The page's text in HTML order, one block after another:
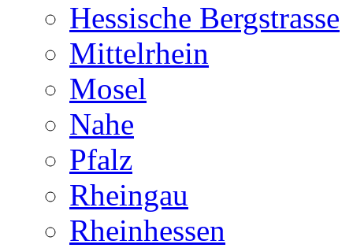
Hessische Bergstrasse
Mittelrhein
Mosel
Nahe
Pfalz
Rheingau
Rheinhessen